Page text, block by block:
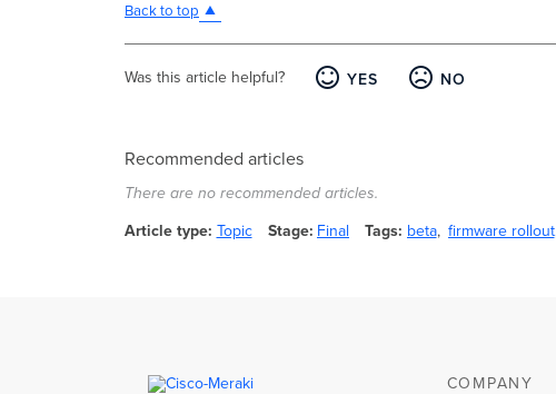
Back to top
Was this article helpful? YES NO
Recommended articles
There are no recommended articles.
Article type Topic Stage Final Tags beta firmware rollout
COMPANY